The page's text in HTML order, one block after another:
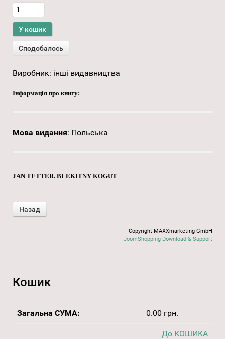
Виробник: інші видавництва
Інформація про книгу:
Мова видання: Польська
JAN TETTER. BLEKITNY KOGUT
Copyright MAXXmarketing GmbH
JoomShopping Download & Support
Кошик
Загальна СУМА: 0.00 грн.
До КОШИКА